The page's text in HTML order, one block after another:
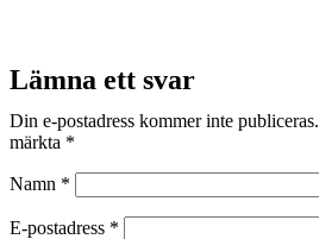
Lämna ett svar
Din e-postadress kommer inte publiceras.
märkta *
Namn *
E-postadress *